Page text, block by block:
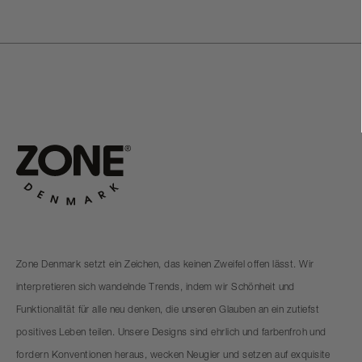
Zone Denmark setzt ein Zeichen, das keinen Zweifel offen lässt. Wir
interpretieren sich wandelnde Trends, indem wir Schönheit und
Funktionalität für alle neu denken, die unseren Glauben an ein zutiefst
positives Leben teilen. Unsere Designs sind ehrlich und farbenfroh und
fordern Konventionen heraus, wecken Neugier und setzen auf exquisite